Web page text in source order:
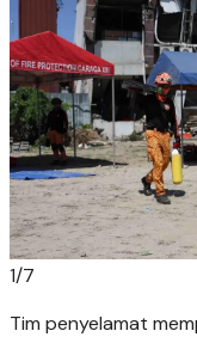
1/7
Tim penyelamat